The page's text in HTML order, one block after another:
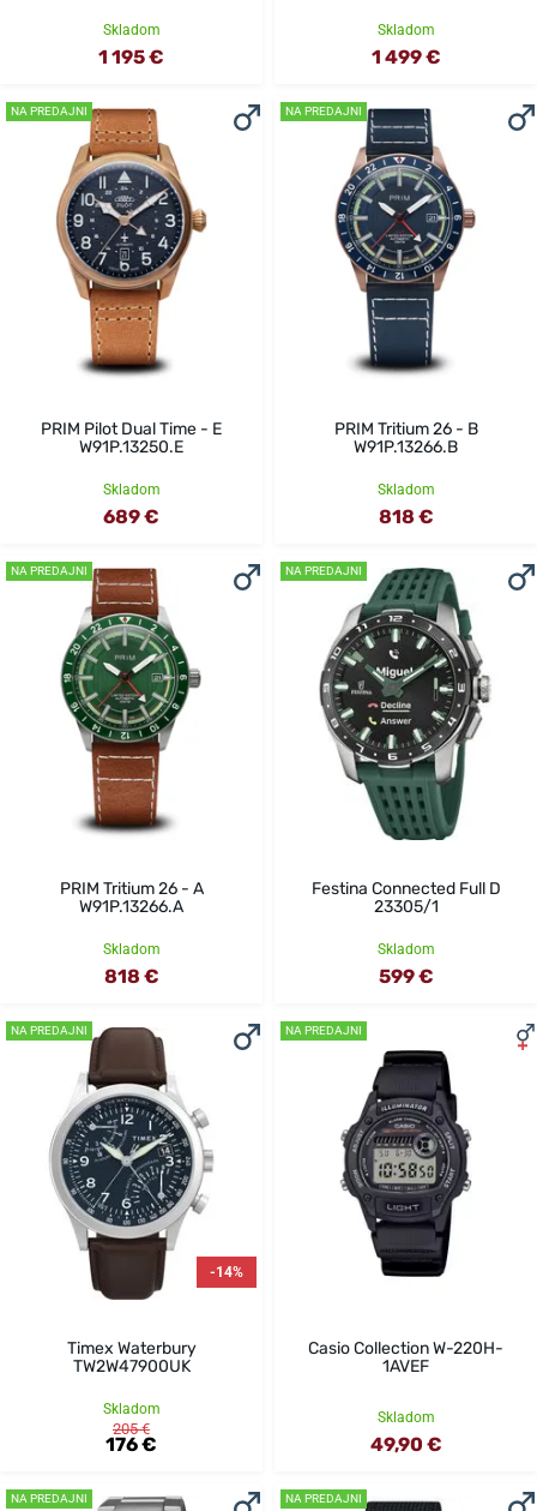
Skladom
1 195 €
Skladom
1 499 €
NA PREDAJNI
PRIM Pilot Dual Time - E
W91P.13250.E
Skladom
689 €
NA PREDAJNI
PRIM Tritium 26 - B
W91P.13266.B
Skladom
818 €
NA PREDAJNI
PRIM Tritium 26 - A
W91P.13266.A
Skladom
818 €
NA PREDAJNI
Festina Connected Full D
23305/1
Skladom
599 €
NA PREDAJNI
-14%
Timex Waterbury
TW2W47900UK
Skladom
205 €
176 €
NA PREDAJNI
Casio Collection W-220H-
1AVEF
Skladom
49,90 €
NA PREDAJNI NA PREDAJNI